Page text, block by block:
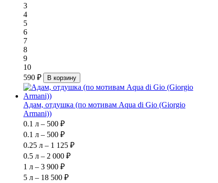
3
4
5
6
7
8
9
10
590 ₽
В корзину
Адам, отдушка (по мотивам Aqua di Gio (Giorgio
Armani))
0.1 л – 500 ₽
0.1 л – 500 ₽
0.25 л – 1 125 ₽
0.5 л – 2 000 ₽
1 л – 3 900 ₽
5 л – 18 500 ₽